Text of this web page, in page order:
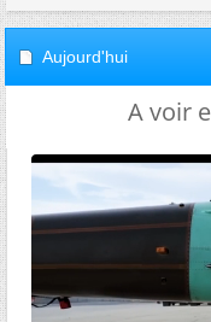
Aujourd'hui
A voir